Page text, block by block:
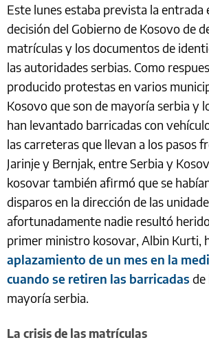
Este lunes estaba prevista la entrada
decisión del Gobierno de Kosovo de
matrículas y los documentos de
las autoridades serbias. Como
producido protestas en varios
Kosovo que son de mayoría serbia y
han levantado barricadas con
las carreteras que llevan a los pasos
Jarinje y Bernjak, entre Serbia y
kosovar también afirmó que se
disparos en la dirección de las
afortunadamente nadie resultó
primer ministro kosovar, Albin Kurti,
aplazamiento de un mes en la
cuando se retiren las barricadas de
mayoría serbia.
La crisis de las matrículas